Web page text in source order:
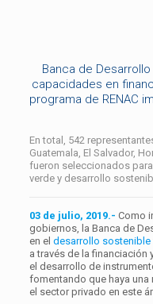
Banca de
capacidades en
programa de RENAC
En total, 542
Guatemala, El Salvador,
fueron seleccionados
verde y desarrollo
03 de julio, 2019.- Como
gobiernos, la Banca de
en el desarrollo sostenible
a través de la
el desarrollo de
fomentando que haya
el sector privado en este